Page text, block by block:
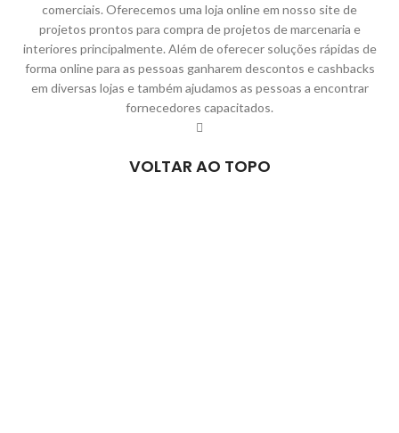
comerciais. Oferecemos uma loja online em nosso site de
projetos prontos para compra de projetos de marcenaria e
interiores principalmente. Além de oferecer soluções rápidas de
forma online para as pessoas ganharem descontos e cashbacks
em diversas lojas e também ajudamos as pessoas a encontrar
fornecedores capacitados.
VOLTAR AO TOPO